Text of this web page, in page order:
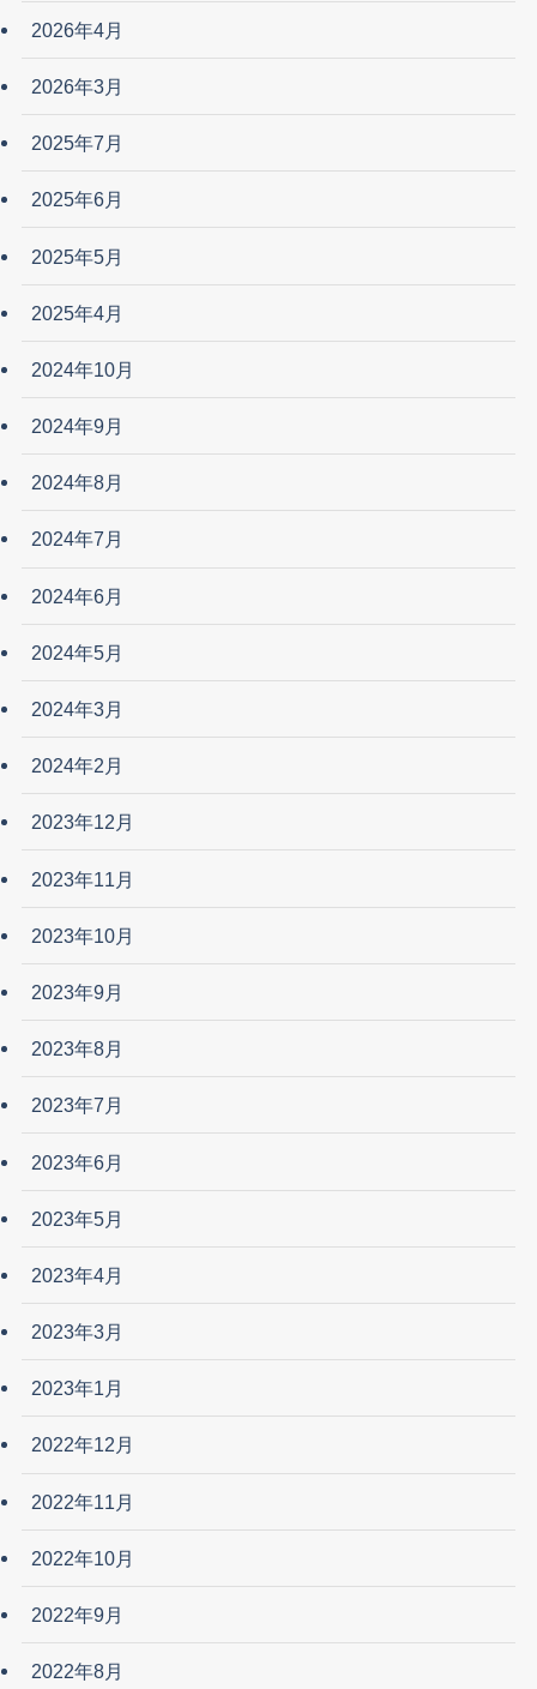
2026年4月
2026年3月
2025年7月
2025年6月
2025年5月
2025年4月
2024年10月
2024年9月
2024年8月
2024年7月
2024年6月
2024年5月
2024年3月
2024年2月
2023年12月
2023年11月
2023年10月
2023年9月
2023年8月
2023年7月
2023年6月
2023年5月
2023年4月
2023年3月
2023年1月
2022年12月
2022年11月
2022年10月
2022年9月
2022年8月